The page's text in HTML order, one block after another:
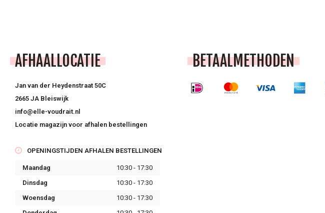
AFHAALLOCATIE
Jan van der Heydenstraat 50C
2665 JA Bleiswijk
info@elle-voudrait.nl
Locatie magazijn voor afhalen bestellingen
OPENINGSTIJDEN AFHALEN BESTELLINGEN
Maandag
10:30 - 17:30
Dinsdag
10:30 - 17:30
Woensdag
10:30 - 17:30
BETAALMETHODEN